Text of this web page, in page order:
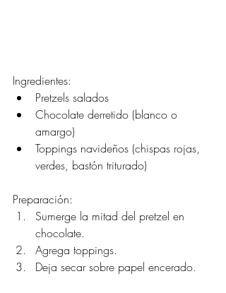
Ingredientes:
Pretzels salados
Chocolate derretido (blanco o
amargo)
Toppings navideños (chispas rojas,
verdes, bastón triturado)
Preparación:
Sumerge la mitad del pretzel en
chocolate.
Agrega toppings.
Deja secar sobre papel encerado.